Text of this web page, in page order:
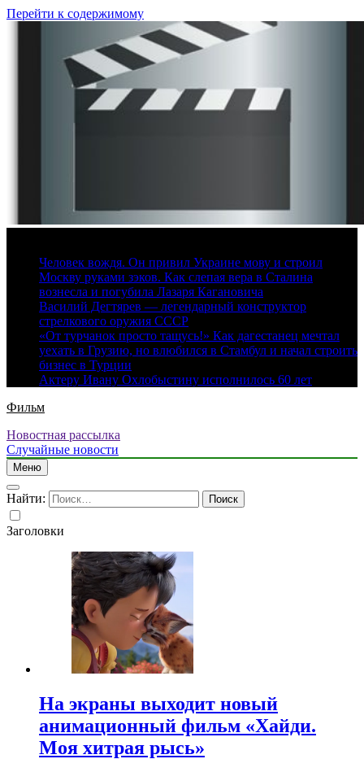
Перейти к содержимому
Человек вождя. Он привил Украине мову и строил
Москву руками зэков. Как слепая вера в Сталина
вознесла и погубила Лазаря Кагановича
Василий Дегтярев — легендарный конструктор
стрелкового оружия СССР
«От турчанок просто тащусь!» Как дагестанец мечтал
уехать в Грузию, но влюбился в Стамбул и начал строить
бизнес в Турции
Актеру Ивану Охлобыстину исполнилось 60 лет
Фильм
Новостная рассылка
Случайные новости
Меню
Найти:
Заголовки
На экраны выходит новый
анимационный фильм «Хайди.
Моя хитрая рысь»